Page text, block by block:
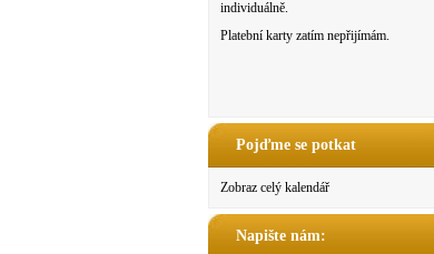
individuálně.
Platební karty zatím nepřijímám.
Pojďme se potkat
Zobraz celý kalendář
Napište nám: